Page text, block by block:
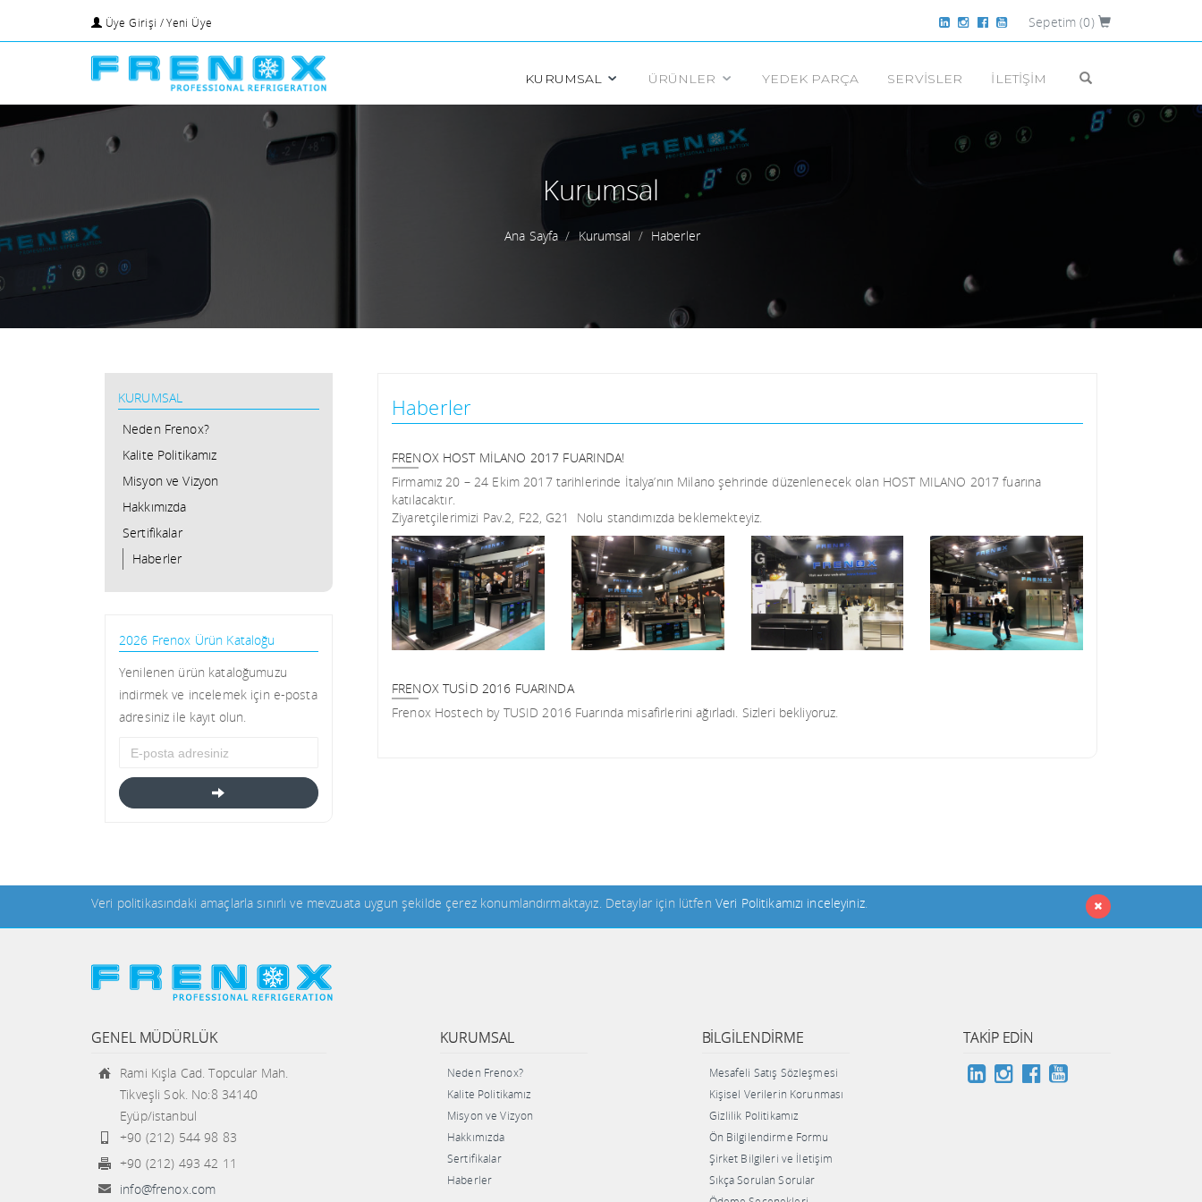
Üye Girişi / Yeni Üye Sepetim(0)
KURUMSAL
KALITE POLITIKAMIZ
MISYON VE VIZYON
SERTIFIKALAR
ÜRÜNLER
YATAY BUZDOLAPLARI BAR TIPI BUZDOLAPLARI
MAKE UP BUZDOLAPLARI
SOĞUTMA ÜNITELERI
YEDEK PARÇA SERVISLER İLETIŞIM
Kurumsal
Ana Sayfa Kurumsal Haberler
Haberler
FRENOX HOST MİLANO 2017 FUARINDA!
Firmamız 20 – 24 Ekim 2017 tarihlerinde İtalya’nın Milano şehrinde düzenlenecek olan HOST MILANO 2017 fuarına
katılacaktır.
Ziyaretçilerimizi Pav.2, F22, G21 Nolu standımızda beklemekteyiz.
FRENOX TUSİD 2016 FUARINDA
Frenox Hostech by TUSID 2016 Fuarında misafirlerini ağırladı. Sizleri bekliyoruz.
KURUMSAL
Neden Frenox?
Kalite Politikamız
Misyon ve Vizyon
Hakkımızda
Sertifikalar
Haberler
2026 Frenox Ürün Kataloğu
Yenilenen ürün kataloğumuzu
indirmek ve incelemek için e-posta
adresiniz ile kayıt olun.
Veri politikasındaki amaçlarla sınırlı ve mevzuata uygun şekilde çerez konumlandırmaktayız. Detaylar için lütfen Veri Politikamızı inceleyiniz.
GENEL MÜDÜRLÜK
Rami Kışla Cad. Topcular Mah.
Tikveşli Sok. No:8 34140
Eyüp/istanbul
+90 (212) 544 98 83
+90 (212) 493 42 11
info@frenox.com
KURUMSAL
Neden Frenox?
Kalite Politikamız
Misyon ve Vizyon
Hakkımızda
Sertifikalar
Haberler
BILGILENDIRME
Mesafeli Satış Sözleşmesi
Kişisel Verilerin Korunması
Gizlilik Politikamız
Ön Bilgilendirme Formu
Şirket Bilgileri ve İletişim
Sıkça Sorulan Sorular
TAKIP EDIN